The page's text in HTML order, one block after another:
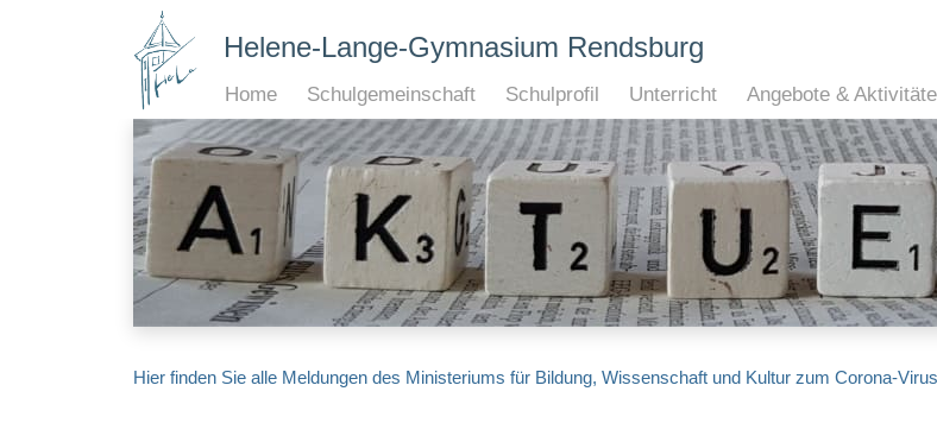
Helene-Lange-Gymnasium Rendsburg
Home Schulgemeinschaft Schulprofil Unterricht Angebote &
Hier finden Sie alle Meldungen des Ministeriums für Bildung, Wissenschaft und Kultur zum Corona-Virus